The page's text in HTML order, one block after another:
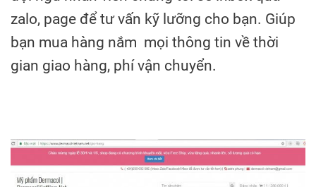
zalo, page để tư vấn kỹ lưỡng cho bạn. Giúp
bạn mua hàng nắm mọi thông tin về thời
gian giao hàng, phí vận chuyển.